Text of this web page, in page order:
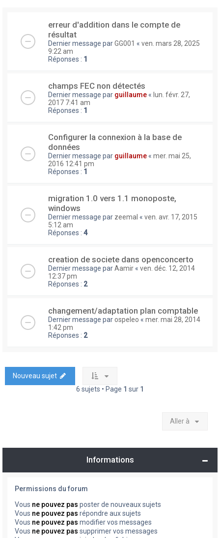
erreur d'addition dans le compte de
résultat
Dernier message parGG001 « ven. mars 28, 2025
9:22 am
Réponses : 1
champs FEC non détectés
Dernier message par guillaume « lun. févr. 27,
2017 7:41 am
Réponses : 1
Configurer la connexion à la base de
données
Dernier message par guillaume « mer. mai 25,
2016 12:41 pm
Réponses : 1
migration 1.0 vers 1.1 monoposte,
windows
Dernier message par zeemal « ven. avr. 17, 2015
5:12 am
Réponses : 4
creation de societe dans openconcerto
Dernier message parAamir « ven. déc. 12, 2014
12:37 pm
Réponses : 2
changement/adaptation plan comptable
Dernier message parospeleo « mer. mai 28, 2014
1:42 pm
Réponses : 2
Nouveau sujet
6 sujets • Page 1 sur 1
Aller à
Informations
Permissions du forum
Vous ne pouvez pas poster de nouveaux sujets
Vous ne pouvez pas répondre aux sujets
Vous ne pouvez pas modifier vos messages
Vous ne pouvez pas supprimer vos messages